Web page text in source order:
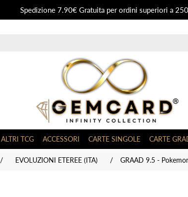
Spedizione 7.90€ Gratuita per ordini superiori a
ALTRI TCG ACCESSORI CARTE SINGOLE CARTE
/ EVOLUZIONI ETEREE (ITA) / GRAAD 9.5 -